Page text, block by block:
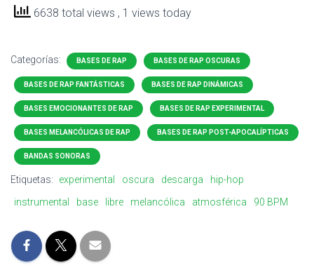
6638 total views , 1 views today
Categorías: BASES DE RAP BASES DE RAP OSCURAS
BASES DE RAP FANTÁSTICAS BASES DE RAP DINÁMICAS
BASES EMOCIONANTES DE RAP BASES DE RAP EXPERIMENTAL
BASES MELANCÓLICAS DE RAP BASES DE RAP POST-APOCALÍPTICAS
BANDAS SONORAS
Etiquetas: experimental oscura descarga
hip-hop
instrumental
base libre melancólica atmosférica 90 BPM